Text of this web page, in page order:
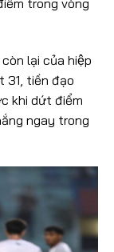
lại của hiệp
31, tiền đạo
khi dứt điểm
ngay trong